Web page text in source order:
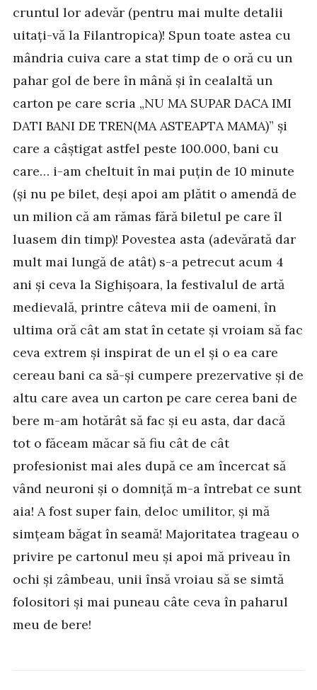
cruntul lor adevăr (pentru mai multe detalii
uitați-vă la Filantropica)! Spun toate astea cu
mândria cuiva care a stat timp de o oră cu un
pahar gol de bere în mână și în cealaltă un
carton pe care scria „NU MA SUPAR DACA IMI
DATI BANI DE TREN(MA ASTEAPTA MAMA)” și
care a câștigat astfel peste 100.000, bani cu
care… i-am cheltuit în mai puțin de 10 minute
(și nu pe bilet, deși apoi am plătit o amendă de
un milion că am rămas fără biletul pe care îl
luasem din timp)! Povestea asta (adevărată dar
mult mai lungă de atât) s-a petrecut acum 4
ani și ceva la Sighișoara, la festivalul de artă
medievală, printre câteva mii de oameni, în
ultima oră cât am stat în cetate și vroiam să fac
ceva extrem și inspirat de un el și o ea care
cereau bani ca să-și cumpere prezervative și de
altu care avea un carton pe care cerea bani de
bere m-am hotărât să fac și eu asta, dar dacă
tot o făceam măcar să fiu cât de cât
profesionist mai ales după ce am încercat să
vând neuroni și o domniță m-a întrebat ce sunt
aia! A fost super fain, deloc umilitor, și mă
simțeam băgat în seamă! Majoritatea trageau o
privire pe cartonul meu și apoi mă priveau în
ochi și zâmbeau, unii însă vroiau să se simtă
folositori și mai puneau câte ceva în paharul
meu de bere!